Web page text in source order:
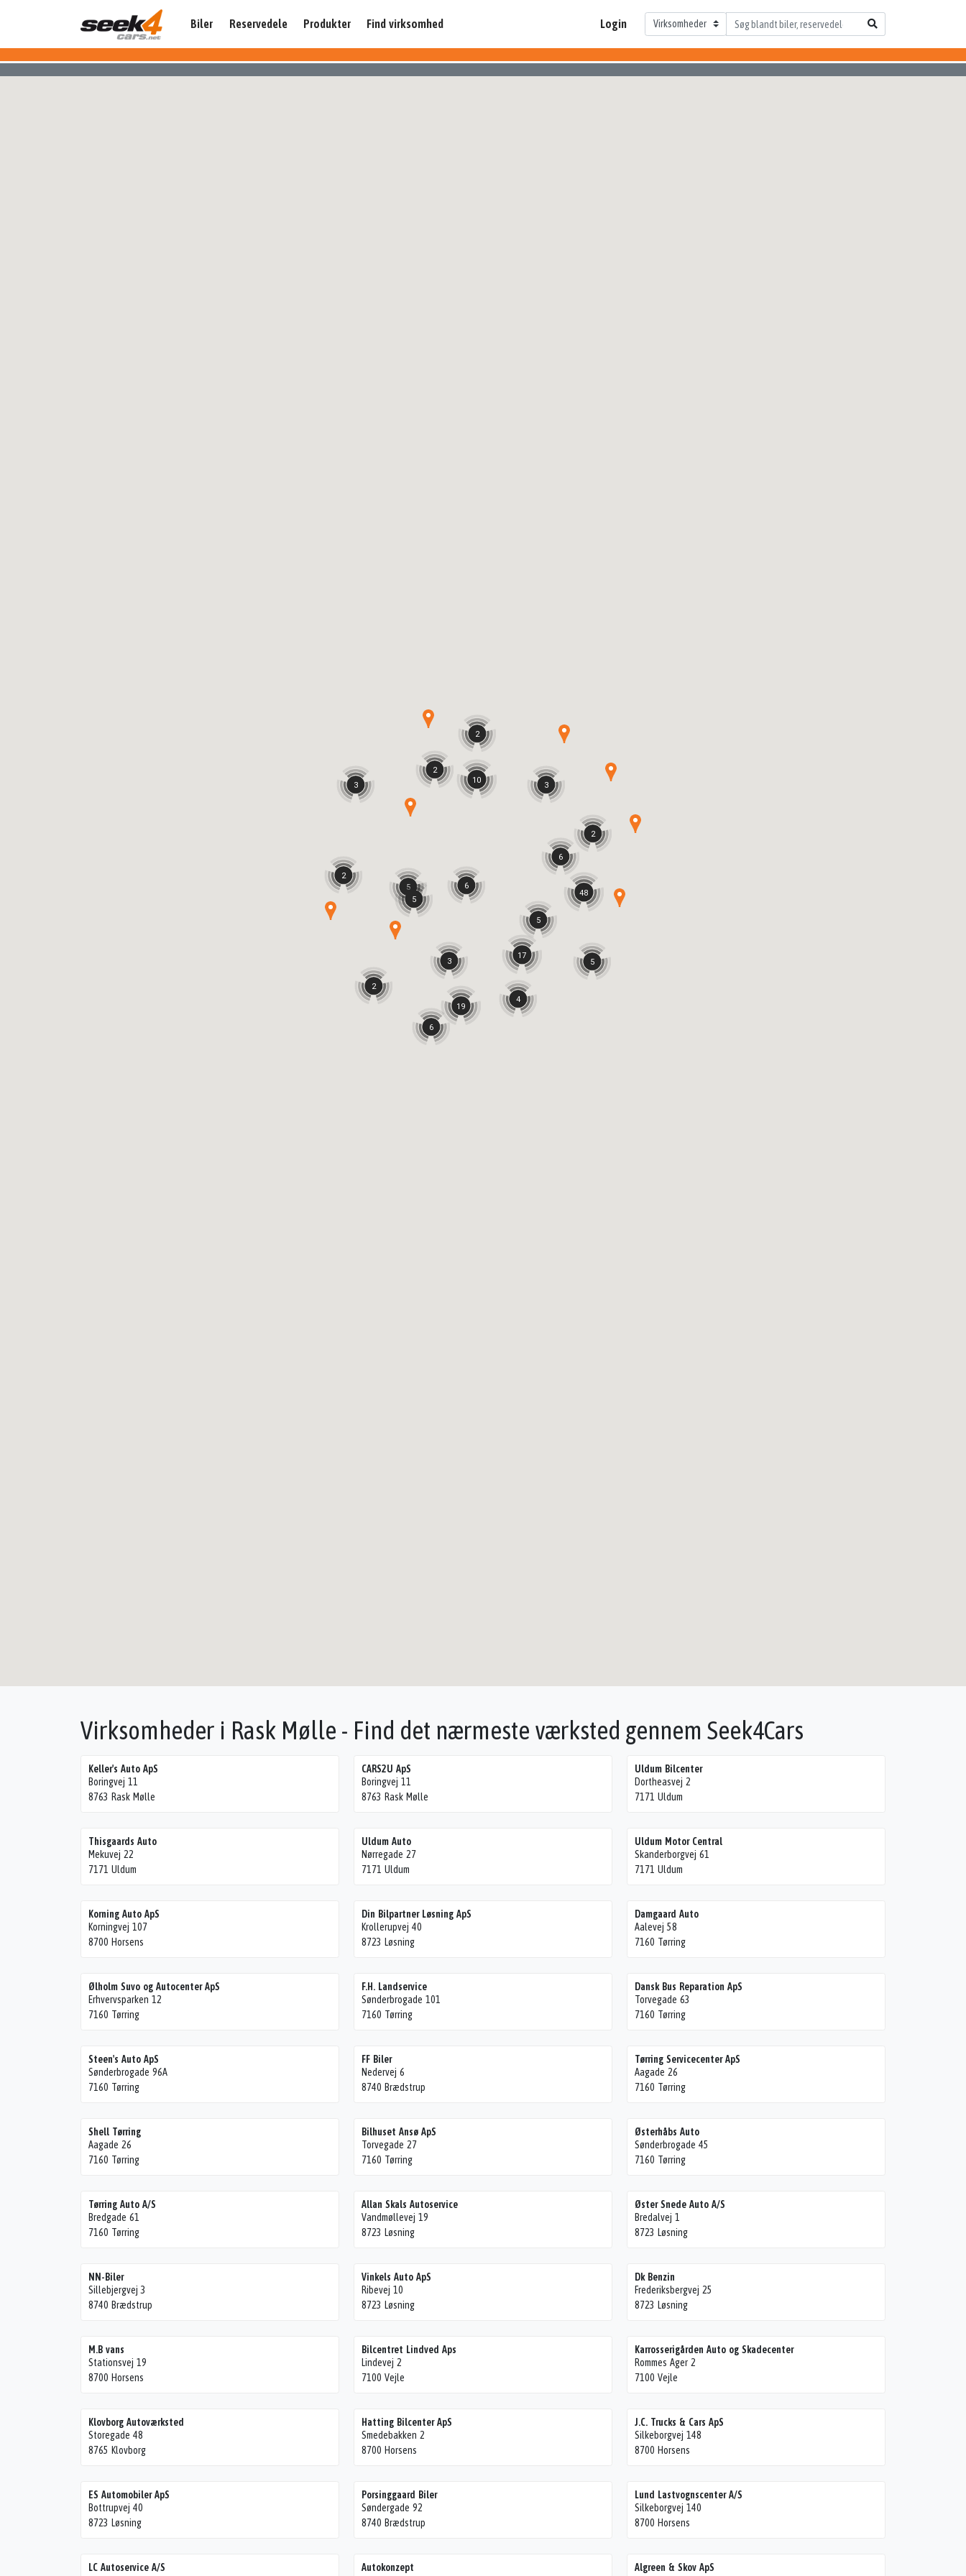
Biler Reservedele Produkter Find virksomhed Login
6
5
5
5
10
17
48
3
6
2
3
19
2
4
2
5
2
2
3
6
Virksomheder i Rask Mølle - Find det nærmeste værksted gennem Seek4Cars
Keller's Auto ApS
Boringvej 11
8763 Rask Mølle
CARS2U ApS
Boringvej 11
8763 Rask Mølle
Uldum Bilcenter
Dortheasvej 2
7171 Uldum
Thisgaards Auto
Mekuvej 22
7171 Uldum
Uldum Auto
Nørregade 27
7171 Uldum
Uldum Motor Central
Skanderborgvej 61
7171 Uldum
Korning Auto ApS
Korningvej 107
8700 Horsens
Din Bilpartner Løsning ApS
Krollerupvej 40
8723 Løsning
Damgaard Auto
Aalevej 58
7160 Tørring
Ølholm Suvo og Autocenter ApS
Erhvervsparken 12
7160 Tørring
F.H. Landservice
Sønderbrogade 101
7160 Tørring
Dansk Bus Reparation ApS
Torvegade 63
7160 Tørring
Steen's Auto ApS
Sønderbrogade 96A
7160 Tørring
FF Biler
Nedervej 6
8740 Brædstrup
Tørring Servicecenter ApS
Aagade 26
7160 Tørring
Shell Tørring
Aagade 26
7160 Tørring
Bilhuset Ansø ApS
Torvegade 27
7160 Tørring
Østerhåbs Auto
Sønderbrogade 45
7160 Tørring
Tørring Auto A/S
Bredgade 61
7160 Tørring
Allan Skals Autoservice
Vandmøllevej 19
8723 Løsning
Øster Snede Auto A/S
Bredalvej 1
8723 Løsning
NN-Biler
Sillebjergvej 3
8740 Brædstrup
Vinkels Auto ApS
Ribevej 10
8723 Løsning
Dk Benzin
Frederiksbergvej 25
8723 Løsning
M.B vans
Stationsvej 19
8700 Horsens
Bilcentret Lindved Aps
Lindevej 2
7100 Vejle
Karrosserigården Auto og Skadecenter
Rommes Ager 2
7100 Vejle
Klovborg Autoværksted
Storegade 48
8765 Klovborg
Hatting Bilcenter ApS
Smedebakken 2
8700 Horsens
J.C. Trucks & Cars ApS
Silkeborgvej 148
8700 Horsens
ES Automobiler ApS
Bottrupvej 40
8723 Løsning
Porsinggaard Biler
Søndergade 92
8740 Brædstrup
Lund Lastvognscenter A/S
Silkeborgvej 140
8700 Horsens
LC Autoservice A/S
Autokonzept
Algreen & Skov ApS